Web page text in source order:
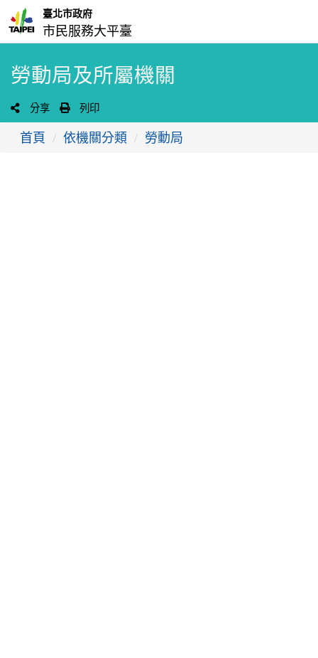
臺北市政府
市民服務大平臺
勞動局及所屬機關
分享 列印
首頁 依機關分類 勞動局